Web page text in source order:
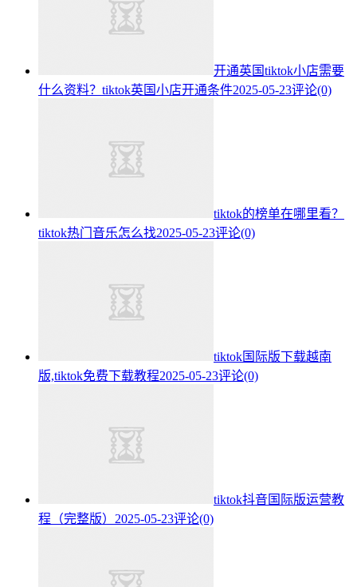
开通英国tiktok小店需要
什么资料？tiktok英国小店开通条件2025-05-23评论(0)
tiktok的榜单在哪里看？
tiktok热门音乐怎么找2025-05-23评论(0)
tiktok国际版下载越南
版,tiktok免费下载教程2025-05-23评论(0)
tiktok抖音国际版运营教
程（完整版） 2025-05-23评论(0)